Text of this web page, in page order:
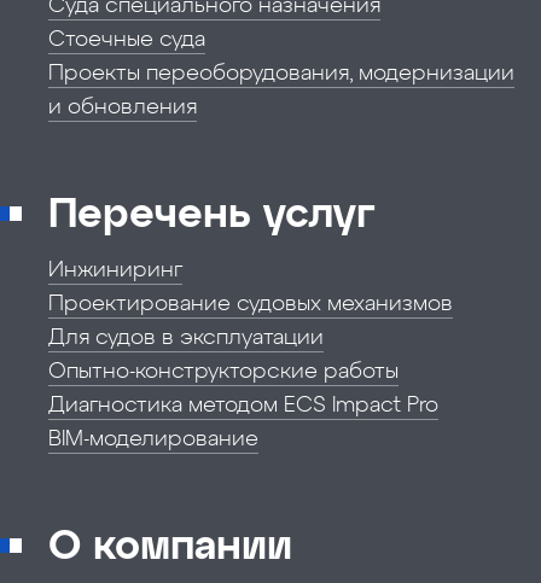
Стоечные суда
Проекты переоборудования, модернизации
и обновления
Перечень услуг
Инжиниринг
Проектирование судовых механизмов
Для судов в эксплуатации
Опытно-конструкторские работы
Диагностика методом ECS Impact Pro
BIM-моделирование
О компании